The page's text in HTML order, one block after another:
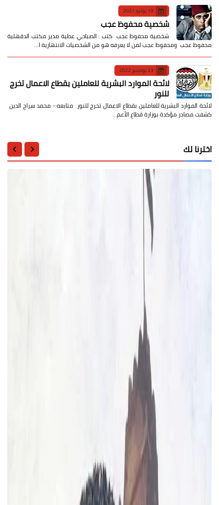
10 يونيو 2021
شخصية محفوظ عجب
شخصية محفوظ عجب كتب : الصباحي عطية مدير مكتب الدقهلية
محفوظ عجب ومحفوظ عجب لمن لا يعرفه هو من الشخصيات الانتهازية ا…
23 نوفمبر 2022
لائحة الموارد البشرية للعاملين بقطاع الاعمال تخرج
للنور
لائحة الموارد البشرية للعاملين بقطاع الاعمال تخرج للنور متابعه:- محمد سراج الدين
كشفت مصادر مؤكدة بوزارة قطاع الأعم…
اخترنا لك